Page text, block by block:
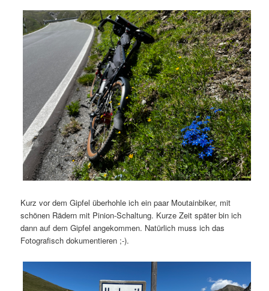
Kurz vor dem Gipfel überhohle ich ein paar Moutainbiker, mit
schönen Rädern mit Pinion-Schaltung. Kurze Zeit später bin ich
dann auf dem Gipfel angekommen. Natürlich muss ich das
Fotografisch dokumentieren ;-).